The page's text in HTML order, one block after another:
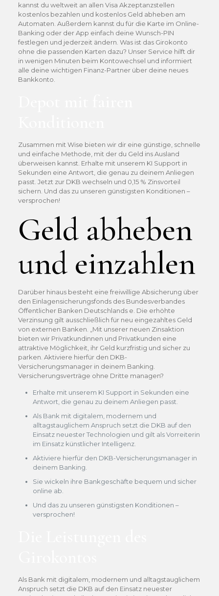
kannst du weltweit an allen Visa Akzeptanzstellen
kostenlos bezahlen und kostenlos Geld abheben am
Automaten. Außerdem kannst du für die Karte im Online-
Banking oder der App einfach deine Wunsch-PIN
festlegen und jederzeit ändern. Was ist das Girokonto
ohne die passenden Karten dazu? Unser Service hilft dir
in wenigen Minuten beim Kontowechsel und informiert
alle deine wichtigen Finanz-Partner über deine neues
Bankkonto.
Zusammen mit Wise bieten wir dir eine günstige, schnelle
und einfache Methode, mit der du Geld ins Ausland
überweisen kannst. Erhalte mit unserem KI Support in
Sekunden eine Antwort, die genau zu deinem Anliegen
passt. Jetzt zur DKB wechseln und 0,15 % Zinsvorteil
sichern. Und das zu unseren günstigsten Konditionen –
versprochen!
Geld abheben
und einzahlen
Darüber hinaus besteht eine freiwillige Absicherung über
den Einlagensicherungsfonds des Bundesverbandes
Öffentlicher Banken Deutschlands e. Die erhöhte
Verzinsung gilt ausschließlich für neu eingezahltes Geld
von externen Banken. „Mit unserer neuen Zinsaktion
bieten wir Privatkundinnen und Privatkunden eine
attraktive Möglichkeit, ihr Geld kurzfristig und sicher zu
parken. Aktiviere hierfür den DKB-
Versicherungsmanager in deinem Banking.
Versicherungsverträge ohne Dritte managen?
Erhalte mit unserem KI Support in Sekunden eine
Antwort, die genau zu deinem Anliegen passt.
Als Bank mit digitalem, modernem und
alltagstauglichem Anspruch setzt die DKB auf den
Einsatz neuester Technologien und gilt als Vorreiterin
im Einsatz künstlicher Intelligenz.
Aktiviere hierfür den DKB-Versicherungsmanager in
deinem Banking.
Sie wickeln ihre Bankgeschäfte bequem und sicher
online ab.
Und das zu unseren günstigsten Konditionen –
versprochen!
Als Bank mit digitalem, modernem und alltagstauglichem
Anspruch setzt die DKB auf den Einsatz neuester